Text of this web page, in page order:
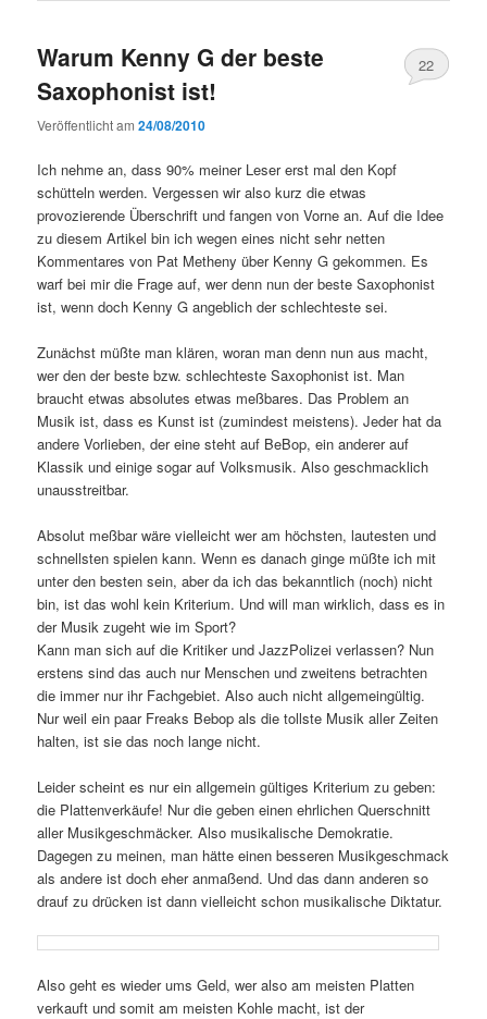
Warum Kenny G der beste
Saxophonist ist!
Veröffentlicht am24/08/2010
22
Ich nehme an, dass 90% meiner Leser erst mal den Kopf
schütteln werden. Vergessen wir also kurz die etwas
provozierende Überschrift und fangen von Vorne an. Auf die Idee
zu diesem Artikel bin ich wegen eines nicht sehr netten
Kommentares von Pat Metheny über Kenny G gekommen. Es
warf bei mir die Frage auf, wer denn nun der beste Saxophonist
ist, wenn doch Kenny G angeblich der schlechteste sei.
Zunächst müßte man klären, woran man denn nun aus macht,
wer den der beste bzw. schlechteste Saxophonist ist. Man
braucht etwas absolutes etwas meßbares. Das Problem an
Musik ist, dass es Kunst ist (zumindest meistens). Jeder hat da
andere Vorlieben, der eine steht auf BeBop, ein anderer auf
Klassik und einige sogar auf Volksmusik. Also geschmacklich
unausstreitbar.
Absolut meßbar wäre vielleicht wer am höchsten, lautesten und
schnellsten spielen kann. Wenn es danach ginge müßte ich mit
unter den besten sein, aber da ich das bekanntlich (noch) nicht
bin, ist das wohl kein Kriterium. Und will man wirklich, dass es in
der Musik zugeht wie im Sport?
Kann man sich auf die Kritiker und JazzPolizei verlassen? Nun
erstens sind das auch nur Menschen und zweitens betrachten
die immer nur ihr Fachgebiet. Also auch nicht allgemeingültig.
Nur weil ein paar Freaks Bebop als die tollste Musik aller Zeiten
halten, ist sie das noch lange nicht.
Leider scheint es nur ein allgemein gültiges Kriterium zu geben:
die Plattenverkäufe! Nur die geben einen ehrlichen Querschnitt
aller Musikgeschmäcker. Also musikalische Demokratie.
Dagegen zu meinen, man hätte einen besseren Musikgeschmack
als andere ist doch eher anmaßend. Und das dann anderen so
drauf zu drücken ist dann vielleicht schon musikalische Diktatur.
Also geht es wieder ums Geld, wer also am meisten Platten
verkauft und somit am meisten Kohle macht, ist der